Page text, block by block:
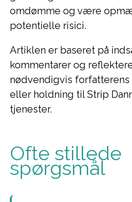
omdømme og være
potentielle risici.
Artiklen er baseret på
kommentarer og
nødvendigvis forfatterens
eller holdning til Strip
tjenester.
Ofte stillede
spørgsmål